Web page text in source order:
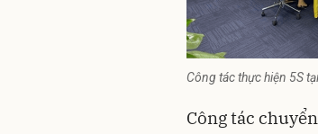
Công tác thực hiện 5S
Công tác